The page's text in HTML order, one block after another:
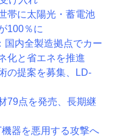
帯に太陽光・蓄電池
100％に
国内全製造拠点でカー
化と省エネを推進
の提案を募集、LD-
79点を発売、長期継
器を悪用する攻撃へ